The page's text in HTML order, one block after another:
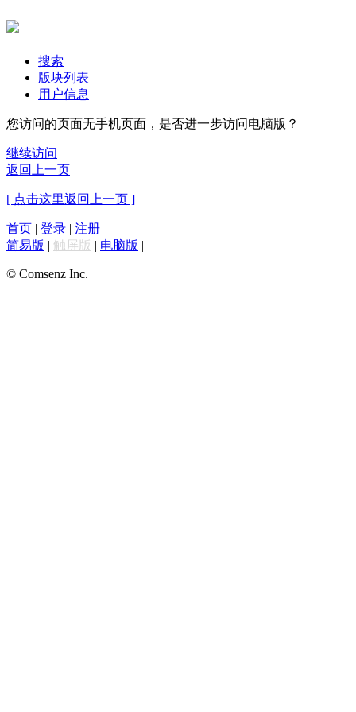
搜索
版块列表
用户信息
您访问的页面无手机页面，是否进一步访问电脑版？
继续访问
返回上一页
[ 点击这里返回上一页 ]
首页 | 登录 | 注册
简易版 | 触屏版 | 电脑版 |
© Comsenz Inc.